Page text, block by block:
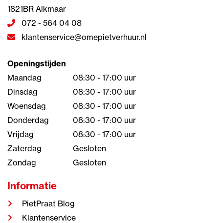
1821BR Alkmaar
072 - 564 04 08
klantenservice@omepietverhuur.nl
Openingstijden
Maandag
08:30 - 17:00 uur
Dinsdag
08:30 - 17:00 uur
Woensdag
08:30 - 17:00 uur
Donderdag
08:30 - 17:00 uur
Vrijdag
08:30 - 17:00 uur
Zaterdag
Gesloten
Zondag
Gesloten
Informatie
PietPraat Blog
Klantenservice